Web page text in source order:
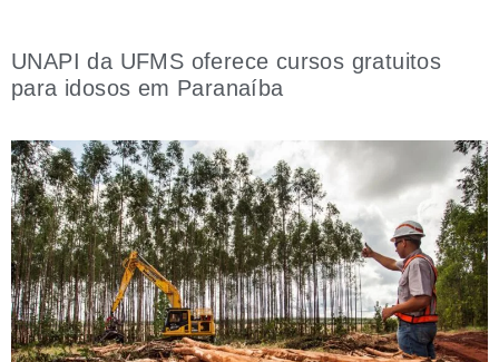
UNAPI da UFMS oferece cursos gratuitos
para idosos em Paranaíba